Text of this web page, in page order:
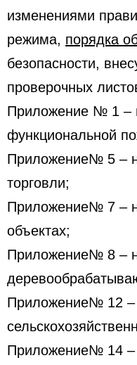
изменениями
режима, порядка
безопасности,
проверочных
Приложение № 1 –
функциональной
Приложение№ 5 –
торговли;
Приложение№ 7 –
объектах;
Приложение№ 8 –
Приложение№ 12 –
Приложение№ 14 –